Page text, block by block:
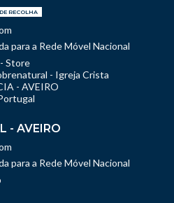
RECOLHA
para a Rede Móvel Nacional
Store
- Igreja Crista
- AVEIRO
- AVEIRO
para a Rede Móvel Nacional